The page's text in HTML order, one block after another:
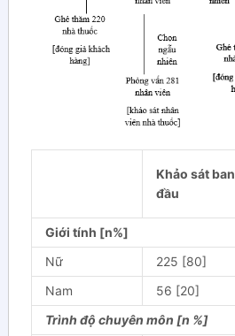
Khảo sát ban
đầu
Giới tính [n%]
Nữ
225 [80]
Nam
56 [20]
Trình độ chuyên môn [n %]